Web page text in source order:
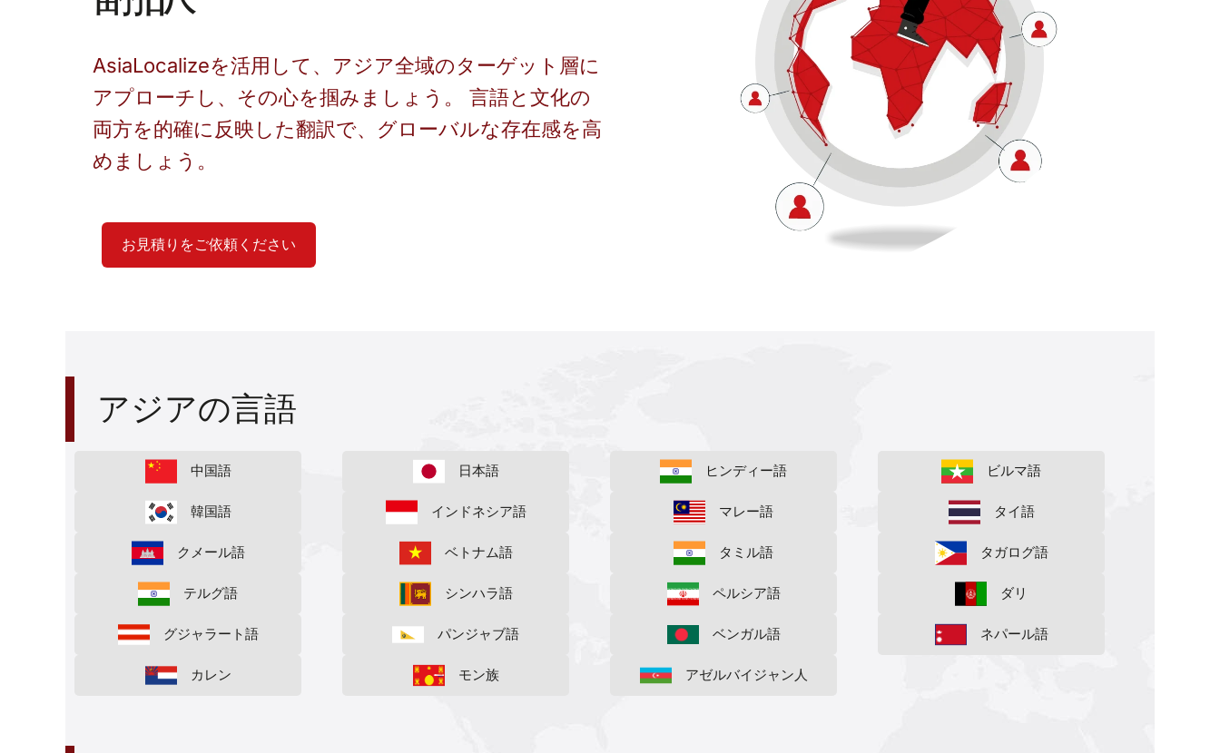
AsiaLocalizeを活用して、アジア全域のターゲット層に
アプローチし、その心を掴みましょう。 言語と文化の
両方を的確に反映した翻訳で、グローバルな存在感を高
めましょう。
お見積りをご依頼ください
アジアの言語
中国語 日本語 ヒンディー語 ビルマ語
韓国語 インドネシア語 マレー語 タイ語
クメール語 ベトナム語 タミル語 タガログ語
テルグ語 シンハラ語 ペルシア語 ダリ
グジャラート語 パンジャブ語 ベンガル語 ネパール語
カレン モン族 アゼルバイジャン人